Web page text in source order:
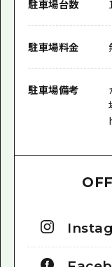
駐車場台数
駐車場料金
駐車場備考